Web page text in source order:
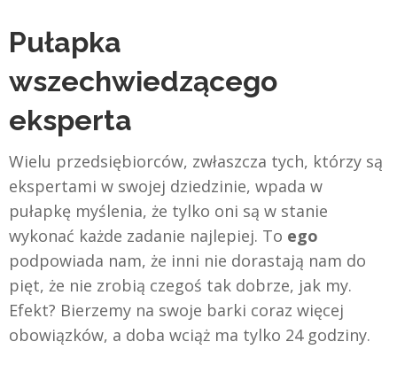
Pułapka
wszechwiedzącego
eksperta
Wielu przedsiębiorców, zwłaszcza tych, którzy są
ekspertami w swojej dziedzinie, wpada w
pułapkę myślenia, że tylko oni są w stanie
wykonać każde zadanie najlepiej. To ego
podpowiada nam, że inni nie dorastają nam do
pięt, że nie zrobią czegoś tak dobrze, jak my.
Efekt? Bierzemy na swoje barki coraz więcej
obowiązków, a doba wciąż ma tylko 24 godziny.